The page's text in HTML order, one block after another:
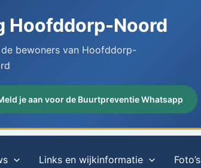
Hoofddorp-Noord
bewoners van Hoofddorp-
je aan voor de Buurtpreventie Whatsapp
Links en wijkinformatie Foto’s